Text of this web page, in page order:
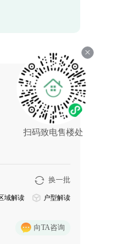
扫码致电售楼处
换一批
域解读 户型解读
向TA咨询